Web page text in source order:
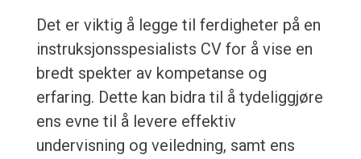
Det er viktig å legge til ferdigheter på en
instruksjonsspesialists CV for å vise en
bredt spekter av kompetanse og
erfaring. Dette kan bidra til å tydeliggjøre
ens evne til å levere effektiv
undervisning og veiledning, samt ens